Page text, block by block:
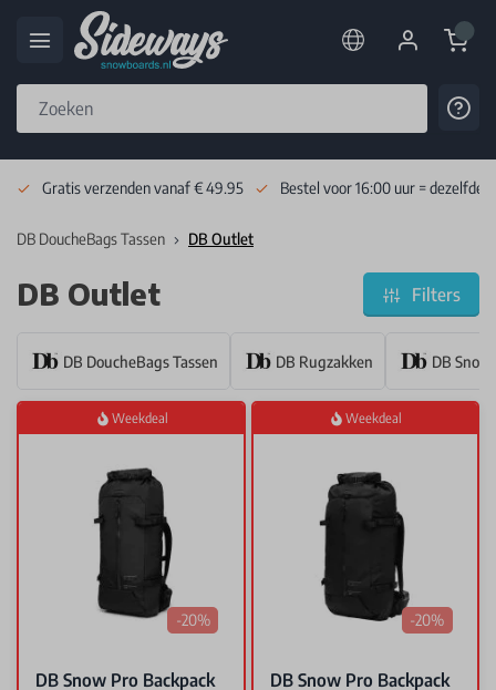
Cart
Gratis verzenden vanaf € 49.95 Bestel voor 16:00 uur = dezelfde
DB DoucheBags Tassen DB Outlet
DB Outlet Filters
DB DoucheBags Tassen DB Rugzakken DB
Weekdeal
-20%
DB Snow Pro Backpack
Weekdeal
-20%
DB Snow Pro Backpack